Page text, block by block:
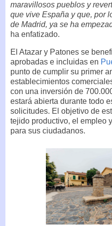
maravillosos pueblos y
que vive España y que, por
de Madrid, ya se ha
ha enfatizado.
El Atazar y Patones se
aprobadas e incluidas en
punto de cumplir su primer
establecimientos
con una inversión de
estará abierta durante todo
solicitudes. El objetivo de
tejido productivo, el empleo
para sus ciudadanos.